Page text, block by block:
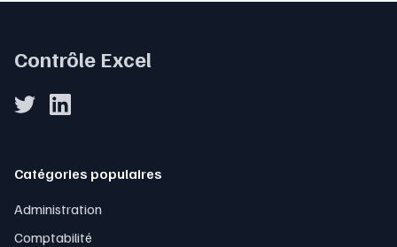
Contrôle Excel
Catégories populaires
Administration
Comptabilité